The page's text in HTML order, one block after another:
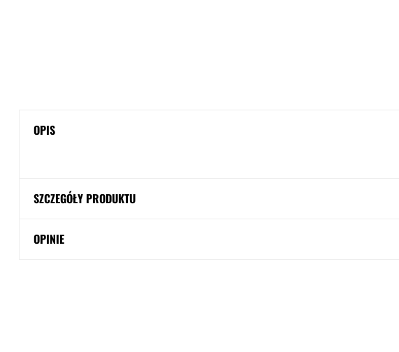
OPIS
SZCZEGÓŁY PRODUKTU
OPINIE